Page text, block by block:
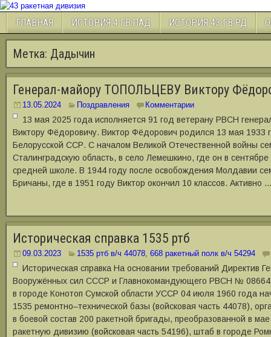
ГЛАВНАЯ ИСТОРИЯ 4 ГВ.ПАД ИСТОРИЯ 43 ГВ.РД
Метка: Дадычин
Генерал-майору ТОПОЛЬЦЕВУ Виктору
13.05.2024 Поздравления Комментарии
13 мая 2025 года исполняется 91 год ветерану РВСН
Виктору Фёдоровичу. Виктор Фёдорович родился 13 мая 1933
Белорусской ССР. С началом Великой Отечественной войны
Сталинградскую область, в село Лемешкино, где он в сентябре
средней школе. В 1944 году после освобождения Молдавии
Бричаны, где в 1951 году Виктор окончил 10 классов. Активно
Историческая справка 1535 ртб
09.03.2023 1535 ртб в/ч 44078, 668 ракетный полк в/ч 54294
Историческая справка На основании требований Директив
Вооружённых сил СССР и Главнокомандующего РВСН №
в городе Конотоп Сумской области УССР 04 июля 1960 года
1535 ремонтно‒технической базы (войсковая часть 44078),
в боевой состав 200 ракетной бригады, преобразованной в
ракетную дивизию (войсковая часть 54196), штаб в городе